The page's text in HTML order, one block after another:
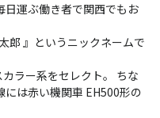
運ぶ働き者で関西でもお
郎 』というニックネームで
ラー系をセレクト。 ちな
は赤い機関車 EH500形の